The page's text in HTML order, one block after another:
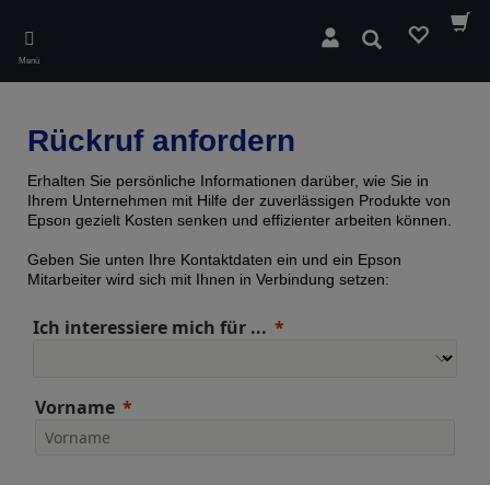
main
content
Menü
Suchen
Rückruf anfordern
Erhalten Sie persönliche Informationen darüber, wie Sie in
Ihrem Unternehmen mit Hilfe der zuverlässigen Produkte von
Epson gezielt Kosten senken und effizienter arbeiten können.
Geben Sie unten Ihre Kontaktdaten ein und ein Epson
Mitarbeiter wird sich mit Ihnen in Verbindung setzen:
Ich interessiere mich für ...
Vorname